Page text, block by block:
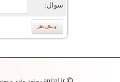
سوال: